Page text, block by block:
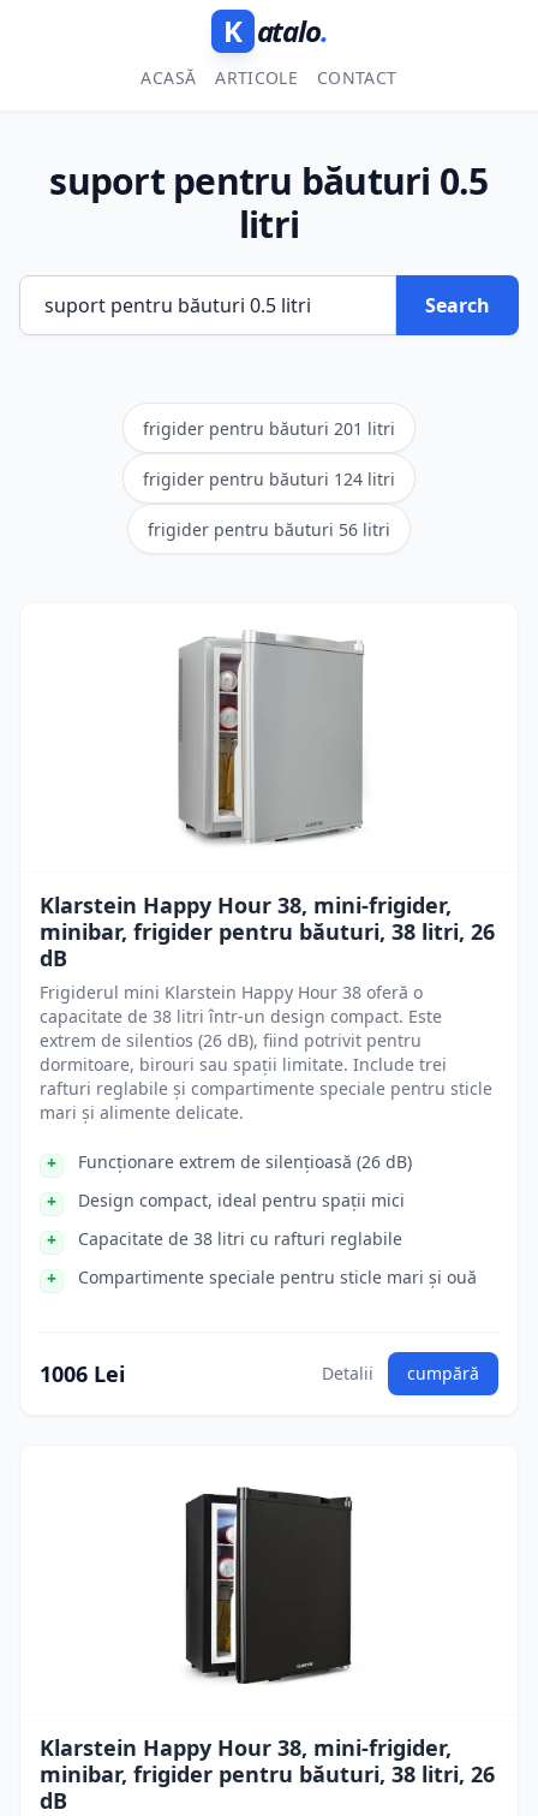
K atalo.
ACASĂ ARTICOLE CONTACT
suport pentru băuturi 0.5
litri
Search
frigider pentru băuturi 201 litri
frigider pentru băuturi 124 litri
frigider pentru băuturi 56 litri
Klarstein Happy Hour 38, mini-frigider,
minibar, frigider pentru băuturi, 38 litri, 26
dB
Frigiderul mini Klarstein Happy Hour 38 oferă o
capacitate de 38 litri într-un design compact. Este
extrem de silentios (26 dB), fiind potrivit pentru
dormitoare, birouri sau spații limitate. Include trei
rafturi reglabile și compartimente speciale pentru sticle
mari și alimente delicate.
Funcționare extrem de silențioasă (26 dB)
Design compact, ideal pentru spații mici
Capacitate de 38 litri cu rafturi reglabile
Compartimente speciale pentru sticle mari și ouă
1006 Lei Detalii cumpără
Klarstein Happy Hour 38, mini-frigider,
minibar, frigider pentru băuturi, 38 litri, 26
dB